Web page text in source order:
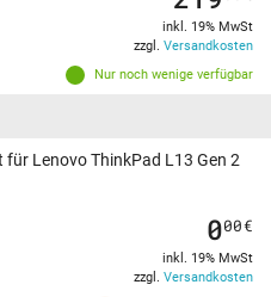
Nur noch wenige verfügbar
inkl. 19% MwSt
zzgl. Versandkosten
Lenovo ThinkPad L13 Gen 2
000€
inkl. 19% MwSt
zzgl. Versandkosten